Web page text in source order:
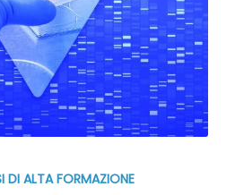
DI ALTA FORMAZIONE